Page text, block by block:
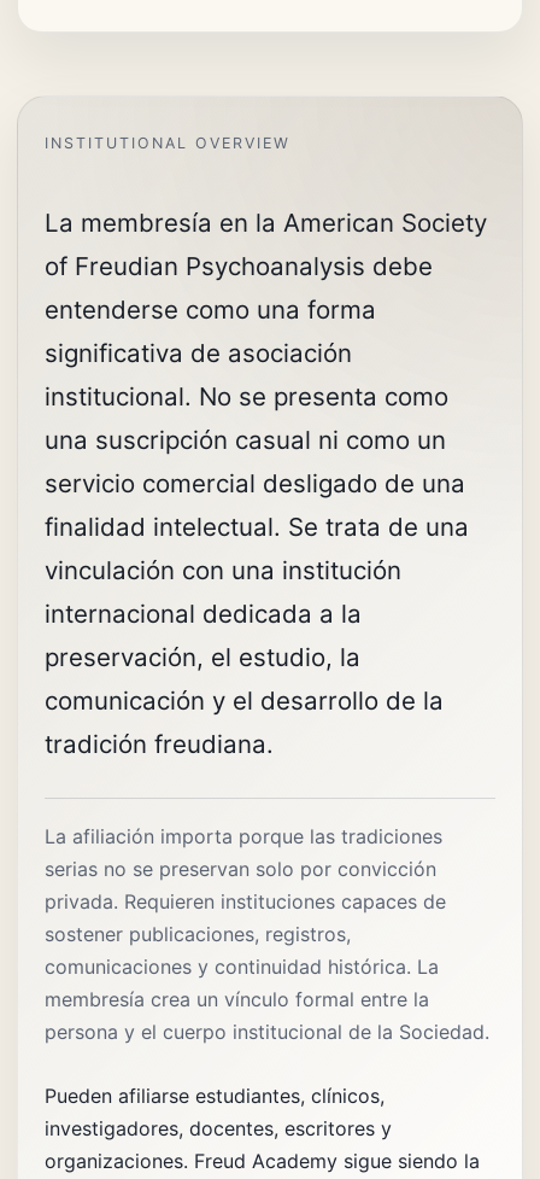
La membresía en la American Society
of Freudian Psychoanalysis debe
entenderse como una forma
significativa de asociación
institucional. No se presenta como
una suscripción casual ni como un
servicio comercial desligado de una
finalidad intelectual. Se trata de una
vinculación con una institución
internacional dedicada a la
preservación, el estudio, la
comunicación y el desarrollo de la
tradición freudiana.
La afiliación importa porque las tradiciones
serias no se preservan solo por convicción
privada. Requieren instituciones capaces de
sostener publicaciones, registros,
comunicaciones y continuidad histórica. La
membresía crea un vínculo formal entre la
persona y el cuerpo institucional de la Sociedad.
Pueden afiliarse estudiantes, clínicos,
investigadores, docentes, escritores y
organizaciones. Freud Academy sigue siendo la